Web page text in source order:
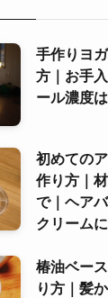
手作りヨ
方｜お手
ール濃度
初めての
作り方｜
で｜ヘア
クリームに
椿油ベー
り方｜髪